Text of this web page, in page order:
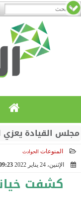
يعزي
المنوعات الحوادث
الإثنين، 24 يناير 2022 09:23
كشفت